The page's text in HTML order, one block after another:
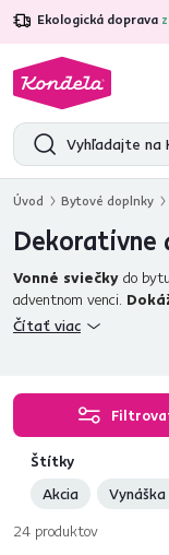
Ekologická doprava
4,7
Úvod Bytové doplnky
Dekoratívne
Vonné sviečky do
adventnom venci.
častokrát vážia viac ako
Vianoce s vôňou jablka
pripravte
romantický
skle s vrchnákom,
Čítať viac
Štítky
Akcia
24 produktov